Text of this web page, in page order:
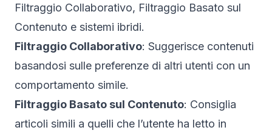
Filtraggio Collaborativo, Filtraggio Basato sul
Contenuto e sistemi ibridi.
Filtraggio Collaborativo: Suggerisce contenuti
basandosi sulle preferenze di altri utenti con un
comportamento simile.
Filtraggio Basato sul Contenuto: Consiglia
articoli simili a quelli che l’utente ha letto in